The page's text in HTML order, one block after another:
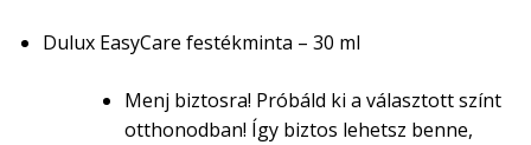
Dulux EasyCare festékminta – 30 ml
Menj biztosra! Próbáld ki a választott színt
otthonodban! Így biztos lehetsz benne,